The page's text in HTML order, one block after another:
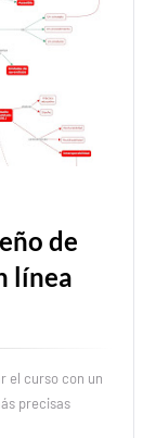
de
línea
el curso con un
precisas